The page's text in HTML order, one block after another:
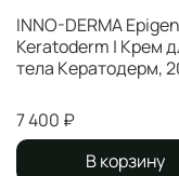
INNO-DERMA Epigen
Keratoderm | Крем
тела Кератодерм,
7 400 ₽
В корзину